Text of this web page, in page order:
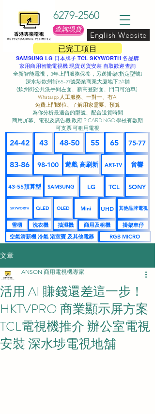
已完工項目
6279-2560
查詢現貨
English Website
SAMSUNG LG 日本牌子 TCL SKYWORTH 各品牌
家用商用智能電視機 現貨送貨安裝 自取歡迎查詢
全新智能電視，3年上門服務保養，另送掛架(指定型號)
深水埗欽州街65-71號榮業商業大廈地下2A舖
(欽州街公共洗手間左面、新高登對面、門口可泊車) ​
Whatsapp 人工服務、一對一、冇AI
免費上門睇位、了解用家需要、預算
為你分析最適合的型號、配合送貨時間
商用屏幕、電視及廣告機 政府 P CARD NGO 學校有數期
可支票 可租用電視
24-42 43 48-50 55 65 75-77
83-86 98-100 遊戲 高刷新 ART-TV 音響
43-55預算型 SAMSUNG LG TCL SONY
SKYWORTH QLED OLED Mini UHD 其他品牌電視
雪櫃 洗衣機 抽濕機 商用及租機
掛架車仔
空氣清新機 冷氣 浴室寶 及其他電器
RGB MICRO
文章
活用 AI 賺錢還差這一步！
HKTVPRO 商業顯示屏方案
TCL電視機推介 辦公室電視
安裝 深水埗電視地舖
ANSON 商用電視機專家